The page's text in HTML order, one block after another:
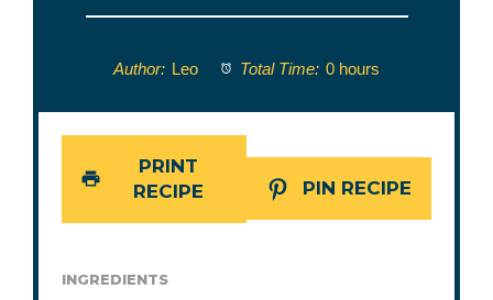
Author: Leo Total Time: 0 hours
PRINT
RECIPE
PIN RECIPE
INGREDIENTS